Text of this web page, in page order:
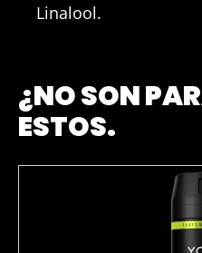
Linalool.
¿NO SON
ESTOS.